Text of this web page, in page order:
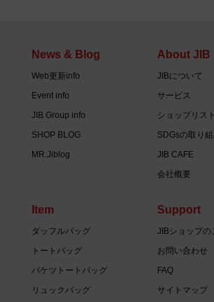
News & Blog
Web更新info
Event info
JIB Group info
SHOP BLOG
MR.Jiblog
About JIB
JIBについて
サービス
ショップリス
SDGsの取り
JIB CAFE
会社概要
Item
ダッフルバッグ
トートバッグ
バケツトートバッグ
リュックバッグ
Support
JIBショップの
お問い合わせ
FAQ
サイトマップ